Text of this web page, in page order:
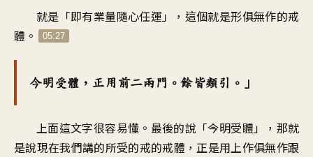
就是「即有業量隨心任運」，這個就是形俱無作的戒
體。
05:27
今明受體，正用前二兩門。餘皆類引。」
上面這文字很容易懂。最後的說「今明受體」，那就
是說現在我們講的所受的戒的戒體，正是用上作俱無作跟